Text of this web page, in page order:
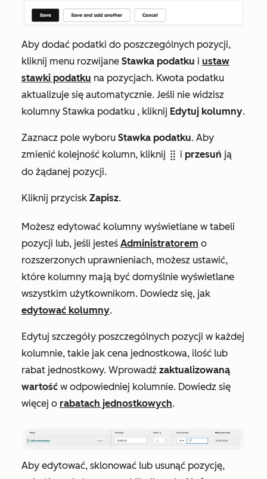
Aby dodać podatki do poszczególnych pozycji,
kliknij menu rozwijane Stawka podatku i ustaw
stawki podatku na pozycjach. Kwota podatku
aktualizuje się automatycznie. Jeśli nie widzisz
kolumny Stawka podatku , kliknij Edytuj kolumny.
Zaznacz pole wyboru Stawka podatku. Aby
zmienić kolejność kolumn, kliknij dragHandle i przesuń ją
do żądanej pozycji.
Kliknij przycisk Zapisz.
Możesz edytować kolumny wyświetlane w tabeli
pozycji lub, jeśli jesteś Administratorem o
rozszerzonych uprawnieniach, możesz ustawić,
które kolumny mają być domyślnie wyświetlane
wszystkim użytkownikom. Dowiedz się, jak
edytować kolumny.
Edytuj szczegóły poszczególnych pozycji w każdej
kolumnie, takie jak cena jednostkowa, ilość lub
rabat jednostkowy. Wprowadź zaktualizowaną
wartość w odpowiedniej kolumnie. Dowiedz się
więcej o rabatach jednostkowych.
Aby edytować, sklonować lub usunąć pozycję,